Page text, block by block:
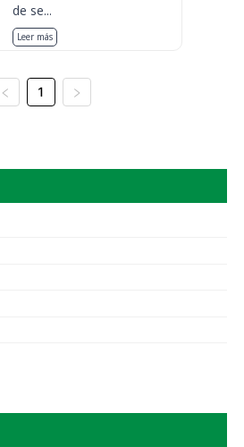
de se...
Leer más
1